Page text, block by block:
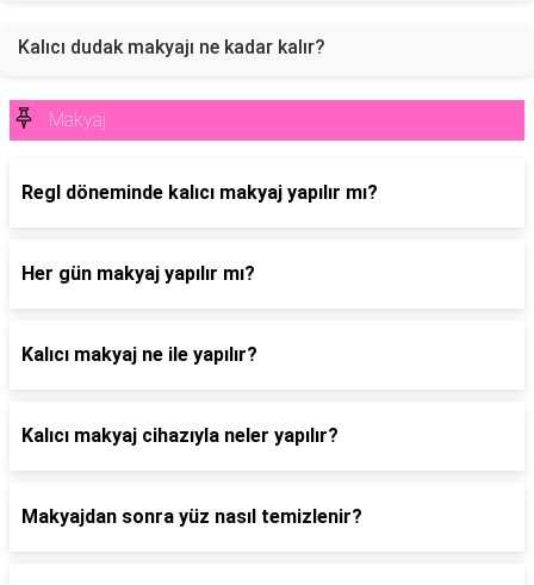
Kalıcı dudak makyajı ne kadar kalır?
Makyaj
Regl döneminde kalıcı makyaj yapılır mı?
Her gün makyaj yapılır mı?
Kalıcı makyaj ne ile yapılır?
Kalıcı makyaj cihazıyla neler yapılır?
Makyajdan sonra yüz nasıl temizlenir?